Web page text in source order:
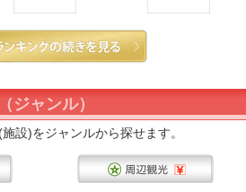
ジャンル）
設)をジャンルから探せます。